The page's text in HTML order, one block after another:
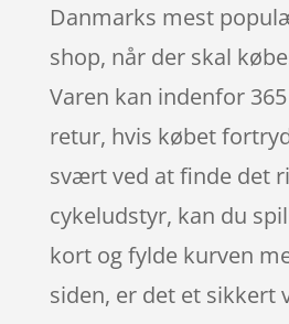
Danmarks mest
shop, når der skal
Varen kan indenfor
retur, hvis købet
svært ved at finde det
cykeludstyr, kan du
kort og fylde kurven
siden, er det et sikkert